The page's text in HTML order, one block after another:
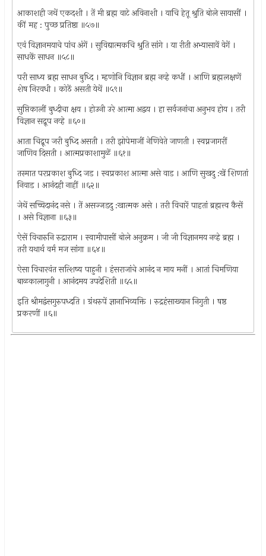
आकाशही जथें एकदशी । तें मी ब्रह्म वाटे अविनाशी । याचि हेतू श्रुति बोले सायासीं ।
कीं मह : पुच्छ प्रतिष्ठा ॥५७॥
एवं विज्ञानमयाचे पांच अंगें । सुविद्यात्मकचि श्रुति सांगे । या रीती अभ्यासावें वेगें ।
साधकें साधन ॥५८॥
परी साध्य ब्रह्म साधन बुध्दि । म्हणोनि विज्ञान ब्रह्म नव्हे कधीं । आणि ब्रह्मलक्षणें
शेष निरवधी । कोठें असती येथें ॥५९॥
सुप्तिकालीं बुध्दीचा क्षय । होउनी उरे आत्मा अद्वय । हा सर्वजनांचा अनुभव होय । तरी
विज्ञान सद्रूप नव्हे ॥६०॥
आता चिद्रूप जरी बुध्दि असती । तरी झोपेमाजीं नेणिवेते जाणती । स्वप्नजागरीं
जाणिव दिसती । आत्मप्रकाशामुळें ॥६१॥
तस्मात परप्रकाश बुध्दि जड । स्वप्रकाश आत्मा असे वाड । आणि सुखदु :खें शिणतां
निवाड । आनंदही नाहीं ॥६२॥
जेथें सच्चिदानंद नसे । तें असज्जडदु :खात्मक असे । तरी विचारें पाहतां ब्रह्मत्त्व कैसें
। असे विज्ञाना ॥६३॥
ऐसें विचारुनि रुद्राराम । स्वामीपासीं बोले अनुक्रम । जी जी विज्ञानमय नव्हे ब्रह्म ।
तरी यथार्थ वर्म मज सांगा ॥६४॥
ऐसा विचारवंत सत्शिष्य पाहुनी । हंसराजांचे आनंद न माय मनीं । आतां चिमणिया
बाळकालागुनी । आनंदमय उपदेशिती ॥६५॥
इति श्रीमद्वंसगुरुपध्दति । ग्रंथरुपें ज्ञानाभिव्यक्ति । रुद्रहंसाख्यान निगुती । षष्ठ
प्रकरणीं ॥६॥